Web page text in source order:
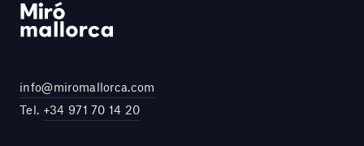
info@miromallorca.com
Tel. +34 971 70 14 20